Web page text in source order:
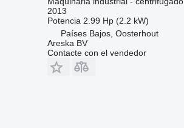
2013
Potencia 2.99 Hp (2.2 kW)
Países Bajos, Oosterhout
Areska BV
Contacte con el vendedor